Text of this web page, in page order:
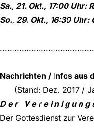
Sa., 21. Okt., 17:00
So., 29. Okt., 16:30
Nachrichten / Infos aus
(Stand: Dez. 2017 /
D e r V e r e i n i g u n g
Der Gottesdienst zur